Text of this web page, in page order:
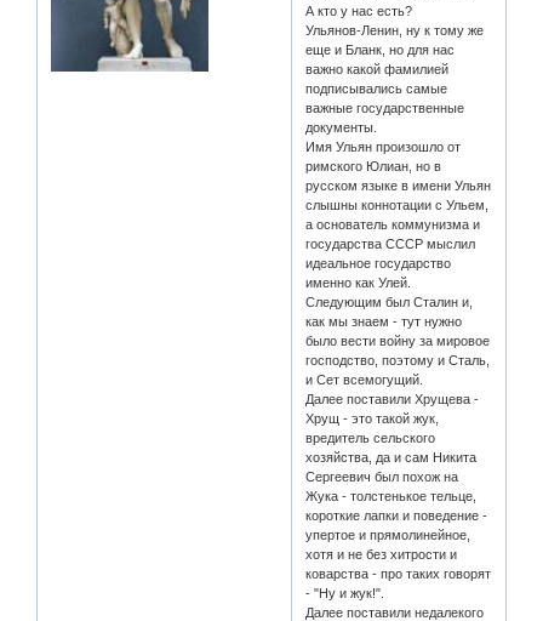
А кто у нас есть?
Ульянов-Ленин, ну к тому же
еще и Бланк, но для нас
важно какой фамилией
подписывались самые
важные государственные
документы.
Имя Ульян произошло от
римского Юлиан, но в
русском языке в имени Ульян
слышны коннотации с Ульем,
а основатель коммунизма и
государства СССР мыслил
идеальное государство
именно как Улей.
Следующим был Сталин и,
как мы знаем - тут нужно
было вести войну за мировое
господство, поэтому и Сталь,
и Сет всемогущий.
Далее поставили Хрущева -
Хрущ - это такой жук,
вредитель сельского
хозяйства, да и сам Никита
Сергеевич был похож на
Жука - толстенькое тельце,
короткие лапки и поведение -
упертое и прямолинейное,
хотя и не без хитрости и
коварства - про таких говорят
- "Ну и жук!".
Далее поставили недалекого